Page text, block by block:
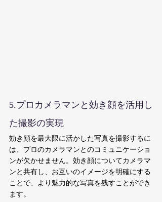
5.プロカメラマンと効き顔を活用し
た撮影の実現
効き顔を最大限に活かした写真を撮影するに
は、プロのカメラマンとのコミュニケーショ
ンが欠かせません。効き顔についてカメラマ
ンと共有し、お互いのイメージを明確にする
ことで、より魅力的な写真を残すことができ
ます。